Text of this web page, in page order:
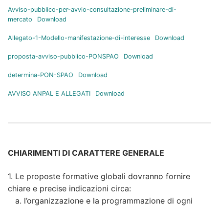
Avviso-pubblico-per-avvio-consultazione-preliminare-di-
mercato
Download
Allegato-1-Modello-manifestazione-di-interesse Download
proposta-avviso-pubblico-PONSPAO Download
determina-PON-SPAO Download
AVVISO ANPAL E ALLEGATI Download
CHIARIMENTI DI CARATTERE GENERALE
1. Le proposte formative globali dovranno fornire
chiare e precise indicazioni circa:
a. l’organizzazione e la programmazione di ogni